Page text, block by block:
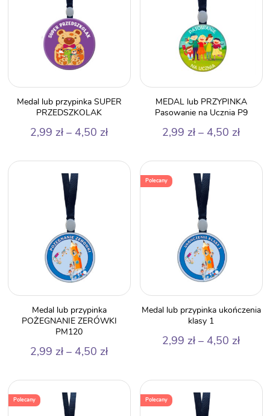
Medal lub przypinka SUPER
PRZEDSZKOLAK
2,99 zł – 4,50 złZakres
od
2,99 zł
MEDAL lub PRZYPINKA
Pasowanie na Ucznia P9
2,99 zł – 4,50 zł
od
2,99
Medal lub przypinka
POŻEGNANIE ZERÓWKI
PM120
2,99 zł – 4,50 złZakres
od
2,99 zł
Polecany
Medal lub przypinka ukończenia
klasy 1
2,99 zł – 4,50 zł
2,99
Polecany Polecany